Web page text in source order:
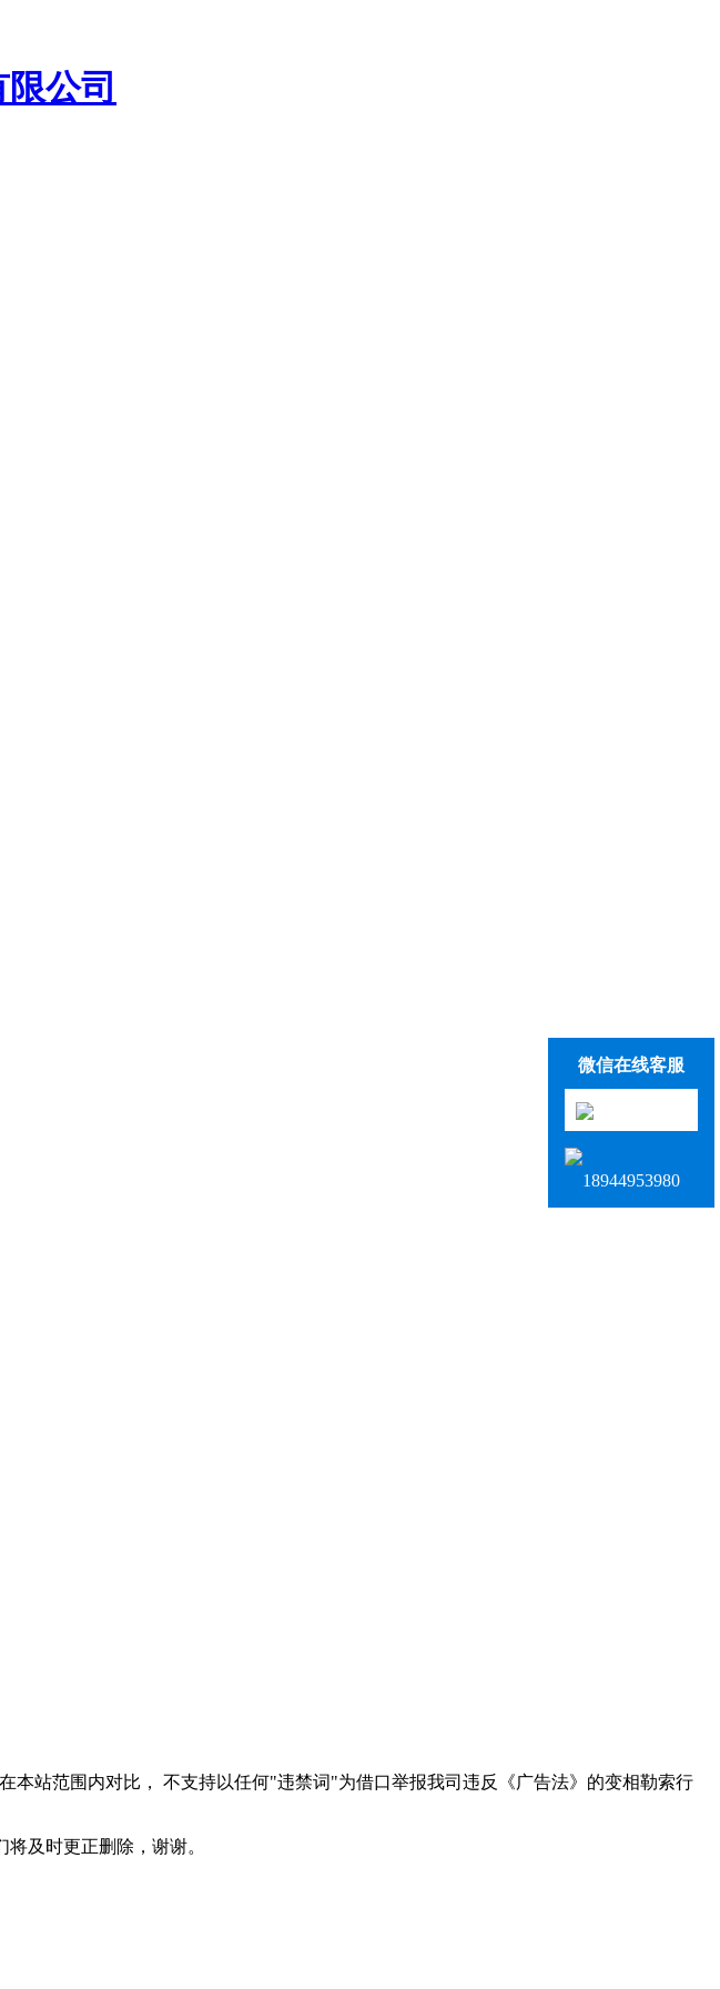
站范围内对比， 不支持以任何"违禁词"为借口举报我司违反《广告法》的变相勒索行
及时更正删除，谢谢。
微信在线客服
18944953980